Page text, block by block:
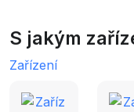
S jakým
Zařízení